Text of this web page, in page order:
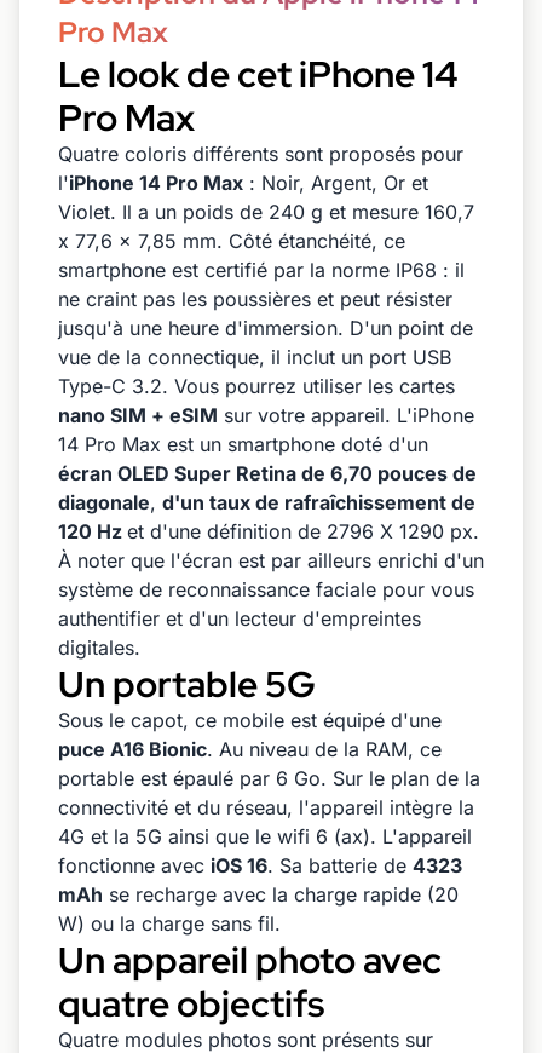
Pro Max
Le look de cet iPhone 14
Pro Max
Quatre coloris différents sont proposés pour
l'iPhone 14 Pro Max : Noir, Argent, Or et
Violet. Il a un poids de 240 g et mesure 160,7
x 77,6 x 7,85 mm. Côté étanchéité, ce
smartphone est certifié par la norme IP68 : il
ne craint pas les poussières et peut résister
jusqu'à une heure d'immersion. D'un point de
vue de la connectique, il inclut un port USB
Type-C 3.2. Vous pourrez utiliser les cartes
nano SIM + eSIM sur votre appareil. L'iPhone
14 Pro Max est un smartphone doté d'un
écran OLED Super Retina de 6,70 pouces de
diagonale, d'un taux de rafraîchissement de
120 Hz et d'une définition de 2796 X 1290 px.
À noter que l'écran est par ailleurs enrichi d'un
système de reconnaissance faciale pour vous
authentifier et d'un lecteur d'empreintes
digitales.
Un portable 5G
Sous le capot, ce mobile est équipé d'une
puce A16 Bionic. Au niveau de la RAM, ce
portable est épaulé par 6 Go. Sur le plan de la
connectivité et du réseau, l'appareil intègre la
4G et la 5G ainsi que le wifi 6 (ax). L'appareil
fonctionne avec iOS 16. Sa batterie de 4323
mAh se recharge avec la charge rapide (20
W) ou la charge sans fil.
Un appareil photo avec
quatre objectifs
Quatre modules photos sont présents sur